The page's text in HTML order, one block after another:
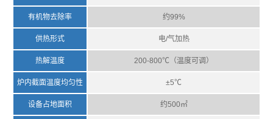
有机物去除率 约99%
供热形式 电/气加热
热解温度 200-800℃（温度可调）
炉内截面温度均匀性 ±5℃
设备占地面积 约500㎡